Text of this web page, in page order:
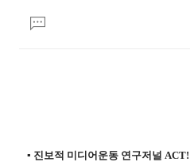
문댓
글
▪ 진보적 미디어운동 연구저널 ACT!